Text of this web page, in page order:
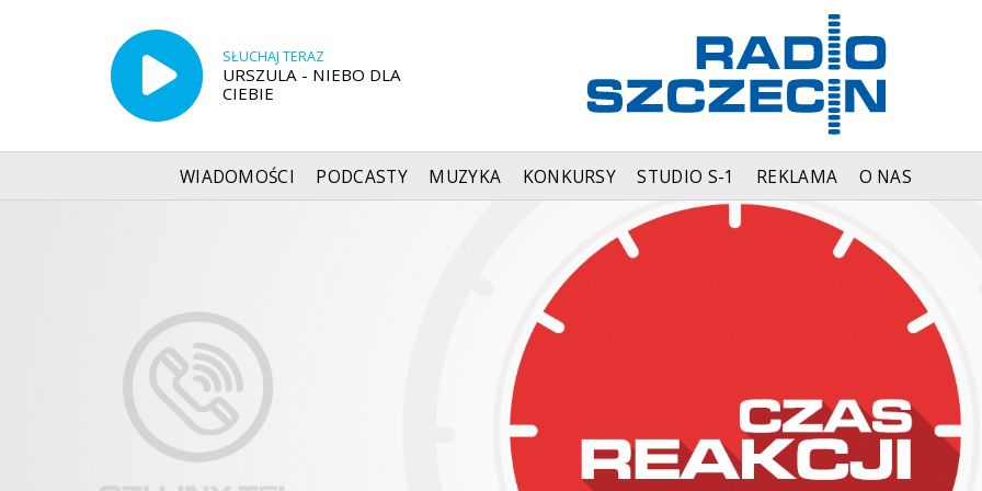
SŁUCHAJ TERAZ
URSZULA - NIEBO DLA
CIEBIE
WIADOMOŚCI PODCASTY MUZYKA KONKURSY STUDIO S-1 REKLAMA O NAS